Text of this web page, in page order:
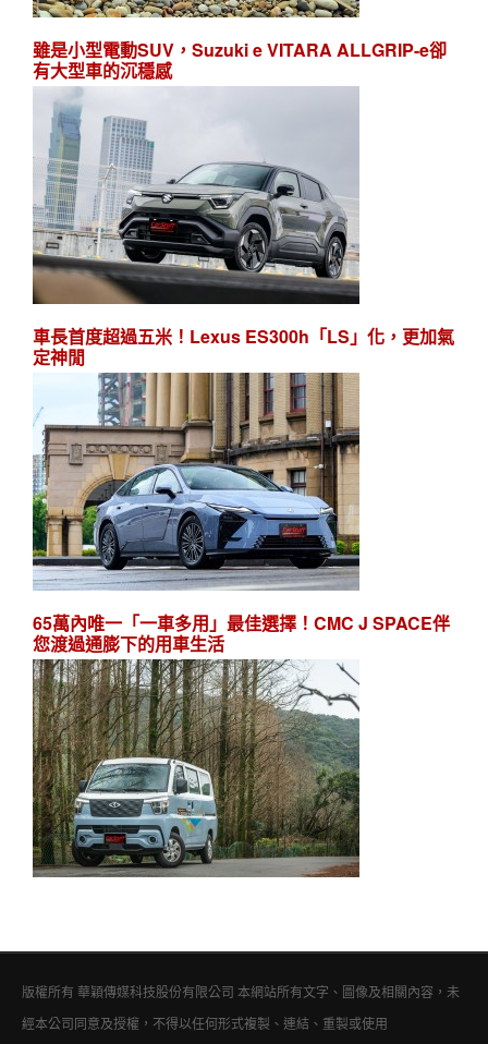
雖是小型電動SUV，Suzuki e VITARA ALLGRIP-e卻
有大型車的沉穩感
車長首度超過五米！Lexus ES300h「LS」化，更加氣
定神閒
65萬內唯一「一車多用」最佳選擇！CMC J SPACE伴
您渡過通膨下的用車生活
版權所有 華穎傳媒科技股份有限公司 本網站所有文字、圖像及相關內容，未
經本公司同意及授權，不得以任何形式複製、連結、重製或使用